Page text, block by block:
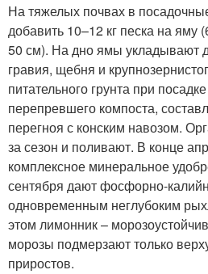
На тяжелых почвах в
добавить 10–12 кг песка на яму
50 см). На дно ямы укладывают
гравия, щебня и
питательного грунта при
перепревшего компоста,
перегноя с конским навозом.
за сезон и поливают. В конце
комплексное минеральное
сентября дают фосфорно-
одновременным неглубоким
этом лимонник –
морозы подмерзают только
приростов.